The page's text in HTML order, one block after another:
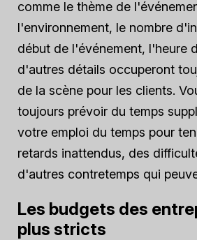
comme le thème de
l'environnement, le nombre
début de l'événement, l'heure
d'autres détails occuperont
de la scène pour les clients.
toujours prévoir du temps
votre emploi du temps pour
retards inattendus, des
d'autres contretemps qui
Les budgets des
plus stricts